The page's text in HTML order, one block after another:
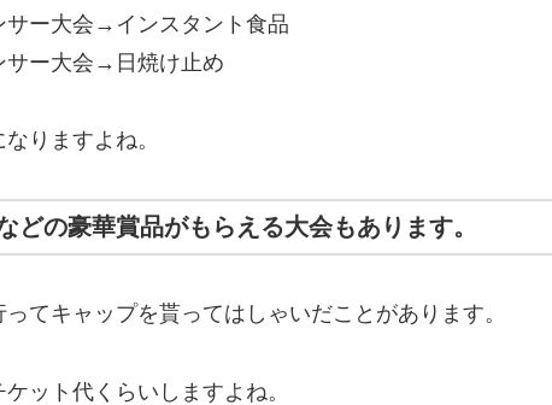
サー大会→インスタント食品
サー大会→日焼け止め
りますよね。
どの豪華賞品がもらえる大会もあります。
てキャップを貰ってはしゃいだことがあります。
ット代くらいしますよね。